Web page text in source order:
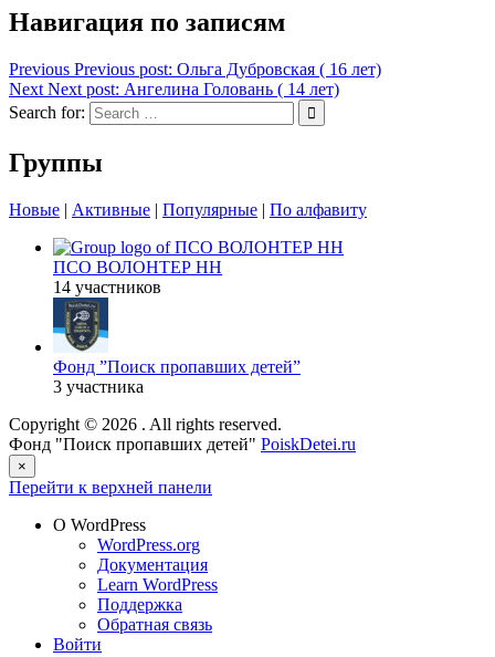
Навигация по записям
Previous Previous post: Ольга Дубровская ( 16 лет)
Next Next post: Ангелина Головань ( 14 лет)
Search for:
Группы
Новые | Активные | Популярные | По алфавиту
ПСО ВОЛОНТЕР НН
14 участников
Фонд ”Поиск пропавших детей”
3 участника
Copyright © 2026 . All rights reserved.
Фонд "Поиск пропавших детей" PoiskDetei.ru
×
Перейти к верхней панели
О WordPress
WordPress.org
Документация
Learn WordPress
Поддержка
Обратная связь
Войти